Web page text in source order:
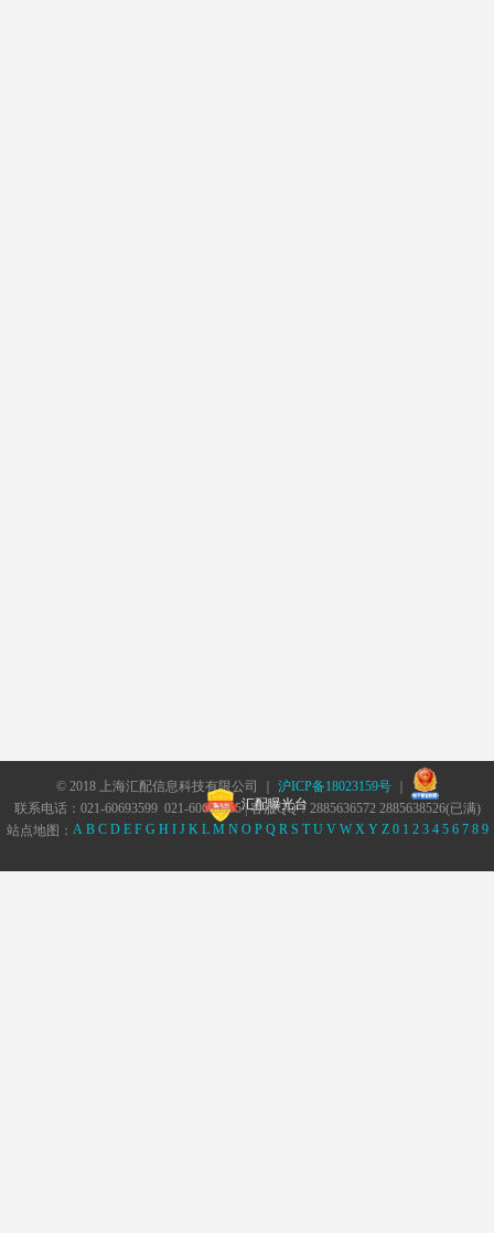
© 2018 上海汇配信息科技有限公司 ｜ 沪ICP备18023159号｜
汇配曝光台
联系电话：021-60693599 021-60693555 | 客服QQ：2885636572 2885638526(已满)
站点地图： A B C D E F G H I J K L M N O P Q R S T U V W X Y Z 0 1 2 3 4 5 6 7 8 9